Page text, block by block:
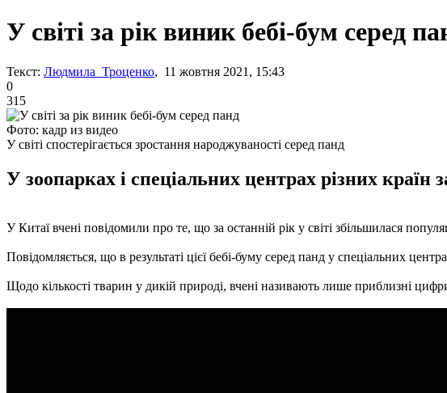
У світі за рік виник бебі-бум серед
Текст: Людмила Троценко, 11 жовтня 2021, 15:43
0
315
Фото: кадр из видео
У світі спостерігається зростання народжуваності серед панд
У зоопарках і спеціальних центрах різних
У Китаї вчені повідомили про те, що за останній рік у світі збільшилася
Повідомляється, що в результаті цієї бебі-буму серед панд у спеціальних
Щодо кількості тварин у дикій природі, вчені називають лише приблизні